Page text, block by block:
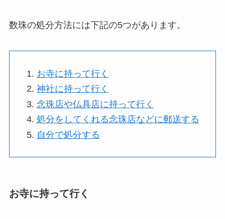
数珠の処分方法には下記の5つがあります。
お寺に持って行く
神社に持って行く
念珠店や仏具店に持って行く
処分をしてくれる念珠店などに郵送する
自分で処分する
お寺に持って行く